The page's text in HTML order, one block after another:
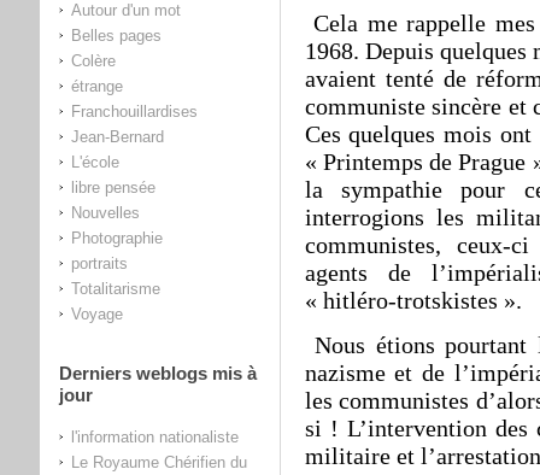
Autour d'un mot
Belles pages
Colère
étrange
Franchouillardises
Jean-Bernard
L'école
libre pensée
Nouvelles
Photographie
portraits
Totalitarisme
Voyage
Derniers weblogs mis à
jour
l'information nationaliste
Le Royaume Chérifien du
Cela me rappelle
1968. Depuis quelques
avaient tenté de
communiste sincère et
Ces quelques mois
« Printemps de Prague
la sympathie pour
interrogions les
communistes, ceux-
agents de
« hitléro-trotskistes ».
Nous étions pourtant
nazisme et de
les communistes
si ! L’intervention des
militaire et